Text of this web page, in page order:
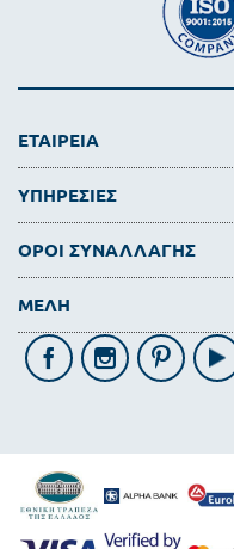
ΕΤΑΙΡΕΙΑ
ΥΠΗΡΕΣΙΕΣ
ΟΡΟΙ ΣΥΝΑΛΛΑΓΗΣ
ΜΕΛΗ